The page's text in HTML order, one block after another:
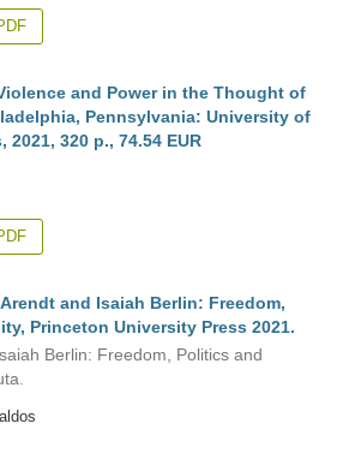
and Power in the Thought of
Pennsylvania: University of
2021, 320 p., 74.54 EUR
and Isaiah Berlin: Freedom,
Princeton University Press 2021.
Berlin: Freedom, Politics and